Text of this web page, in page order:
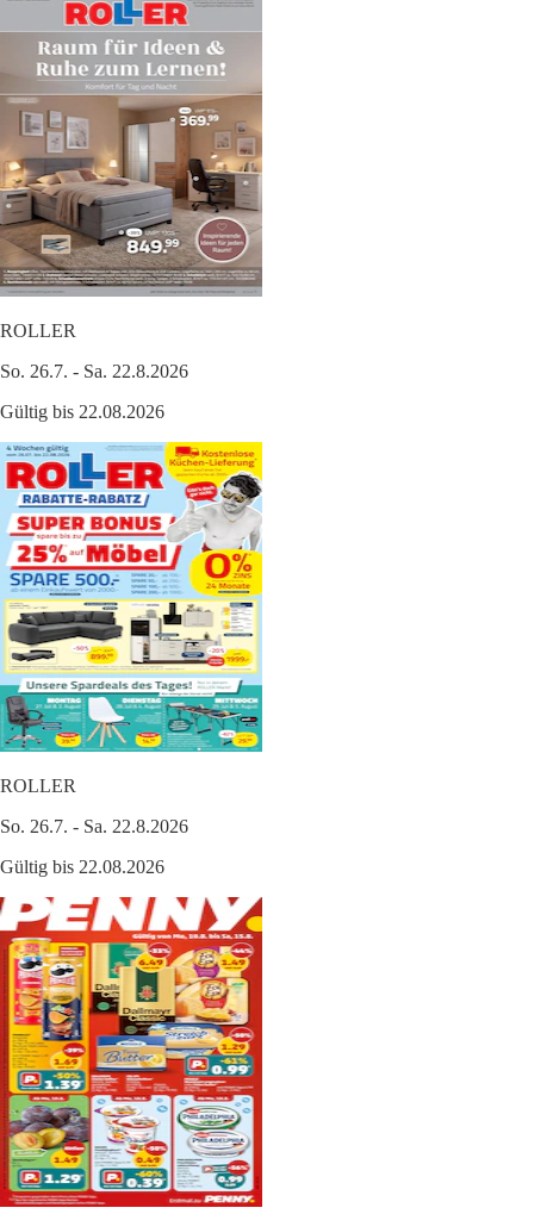
ROLLER
So. 26.7. - Sa. 22.8.2026
Gültig bis 22.08.2026
ROLLER
So. 26.7. - Sa. 22.8.2026
Gültig bis 22.08.2026